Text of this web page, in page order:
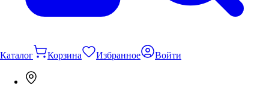
Каталог Корзина Избранное Войти